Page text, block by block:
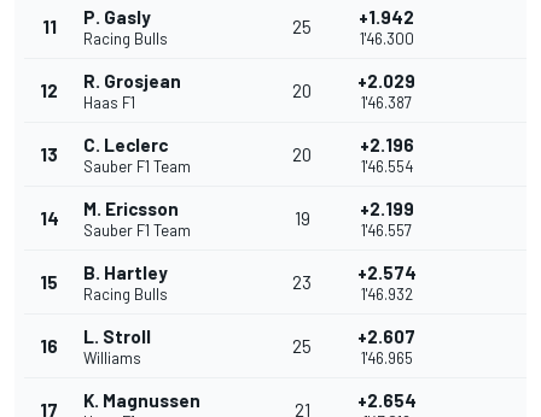
11 P. Gasly
Racing Bulls
25 +1.942
1'46.300
12 R. Grosjean
Haas F1
20 +2.029
1'46.387
13 C. Leclerc
Sauber F1 Team
20 +2.196
1'46.554
14 M. Ericsson
Sauber F1 Team
19 +2.199
1'46.557
15 B. Hartley
Racing Bulls
23 +2.574
1'46.932
16 L. Stroll
Williams
25 +2.607
1'46.965
17 K. Magnussen 21 +2.654